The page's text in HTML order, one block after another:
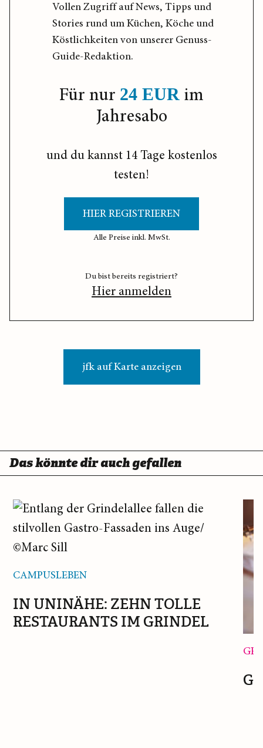
Vollen Zugriff auf News, Tipps und
Stories rund um Küchen, Köche und
Köstlichkeiten von unserer Genuss-
Guide-Redaktion.
Für nur 24 EUR im
Jahresabo
und du kannst 14 Tage kostenlos
testen!
HIER REGISTRIEREN
Alle Preise inkl. MwSt.
Du bist bereits registriert?
Hier anmelden
jfk auf Karte anzeigen
Das könnte dir auch gefallen
CAMPUSLEBEN
IN UNINÄHE: ZEHN TOLLE
RESTAURANTS IM GRINDEL